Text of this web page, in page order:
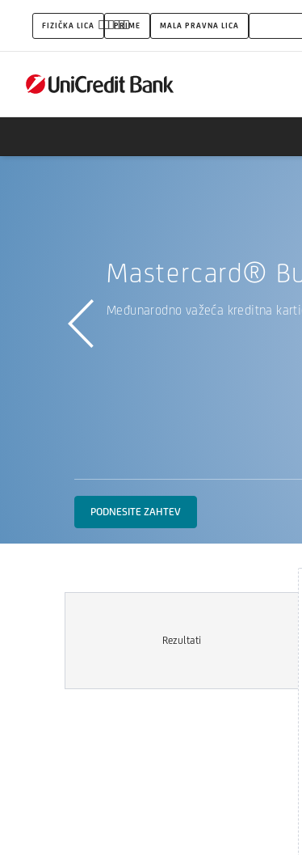
Kreditne
kartice
FIZIČKA LICA PRIME MALA PRAVNA LICA
Mastercard®
Međunarodno važeća kreditna
PODNESITE ZAHTEV
Rezultati